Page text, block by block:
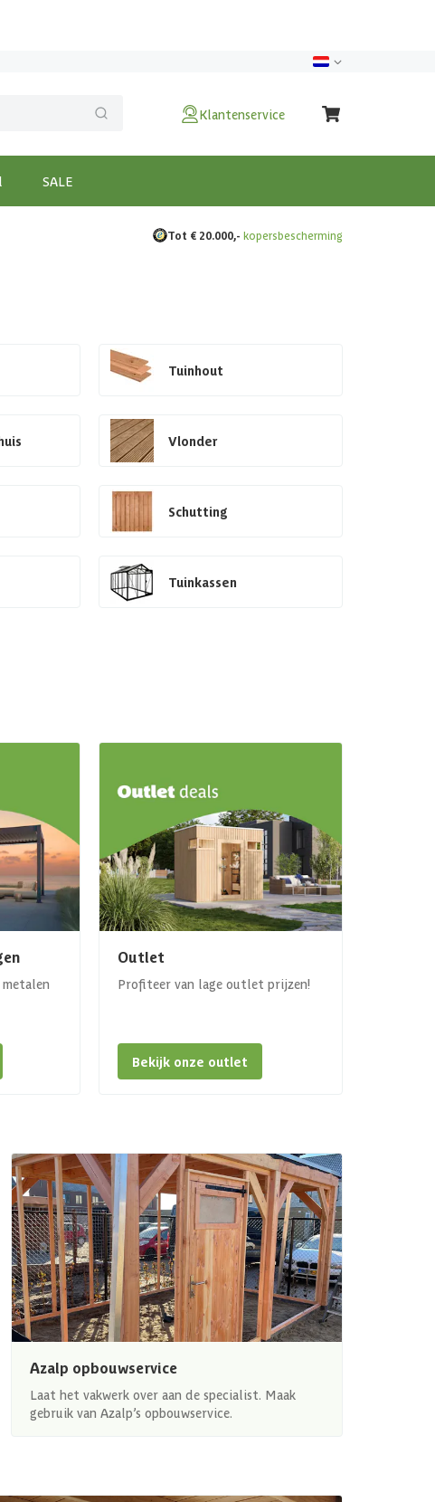
Klantenservice
SALE
Tot € 20.000,- kopersbescherming
Tuinhout
Vlonder
Schutting
Tuinkassen
Outlet
Profiteer van lage outlet prijzen!
Bekijk onze outlet
Azalp opbouwservice
Laat het vakwerk over aan de specialist. Maak
gebruik van Azalp’s opbouwservice.